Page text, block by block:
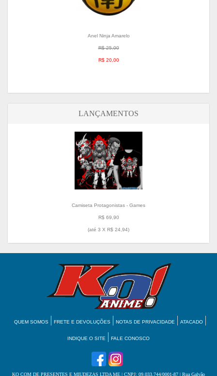
Anel Ninja Amarelo
R$ 25,00
R$ 20,00
LANÇAMENTOS
Camiseta Protagonistas - Games
R$ 69,90
(até 3 X R$ 24,94)
QUEM SOMOS FRETE E DEVOLUÇÕES NOTAS DE PRIVACIDADE ATACADO
INDIQUE O SITE FALE CONOSCO
KO COM DE PRESENTES E MIUDEZAS LTDA ME | CNPJ: 09.033.744/0001-87 | Rua Galvão